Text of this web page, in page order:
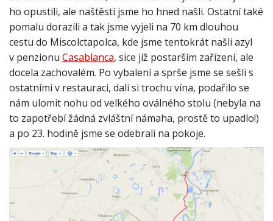
ho opustili, ale naštěstí jsme ho hned našli. Ostatní také
pomalu dorazili a tak jsme vyjeli na 70 km dlouhou
cestu do Miscolctapolca, kde jsme tentokrát našli azyl
v penzionu Casablanca , sice již postarším zařízení, ale
docela zachovalém. Po vybalení a sprše jsme se sešli s
ostatními v restauraci, dali si trochu vína, podařilo se
nám ulomit nohu od velkého oválného stolu (nebyla na
to zapotřebí žádná zvláštní námaha, prostě to upadlo!)
a po 23. hodině jsme se odebrali na pokoje.